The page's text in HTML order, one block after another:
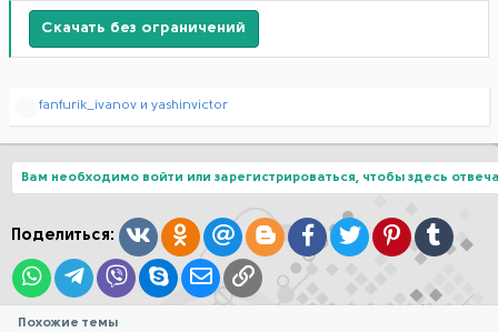
Скачать без ограничений
Р
ц
и
:
fanfurik_ivanov и yashinvictor
Вам необходимо войти или зарегистрироваться, чтобы здесь
Поделиться: ВконтактеОдноклассники
Mail.ruBloggerFacebook
TwitterPinterestTumblr
WhatsAppTelegram
ViberSkypeЭлектронная почта
Ссылка
Похожие темы